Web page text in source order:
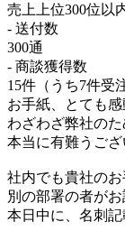
売上上位300位以
- 送付数
300通
- 商談獲得数
15件（うち7件受
お手紙、とても感
わざわざ弊社の
本当に有難うござ
社内でも貴社のお
別の部署の者が
本日中に、名刺